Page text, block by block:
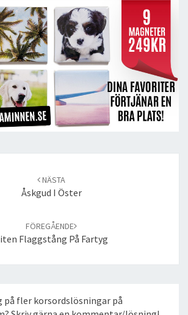
NÄSTA
Åskgud I Öster
FÖREGÅENDE
Flaggstång På Fartyg
på fler korsordslösningar på